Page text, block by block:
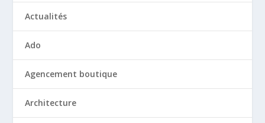
Actualités
Ado
Agencement boutique
Architecture